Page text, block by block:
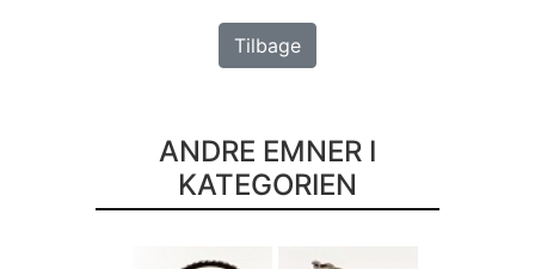
Tilbage
ANDRE EMNER I
KATEGORIEN